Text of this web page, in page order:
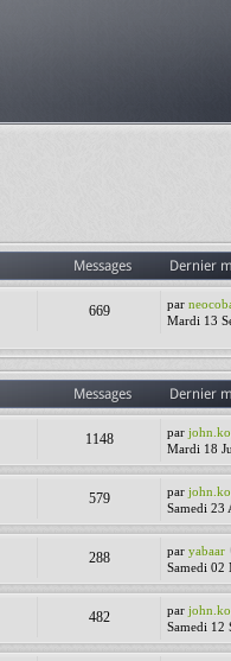
Messages Dernier
669 par
Mardi 13
Messages Dernier
1148 par
Mardi 18
579 par
Samedi 23
288 paryabaar
Samedi 02
482 par
Samedi 12